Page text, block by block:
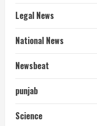
Legal News
National News
Newsbeat
punjab
Science